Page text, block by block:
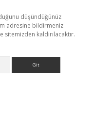
düşündüğünüz
adresine bildirmeniz
kaldırılacaktır.